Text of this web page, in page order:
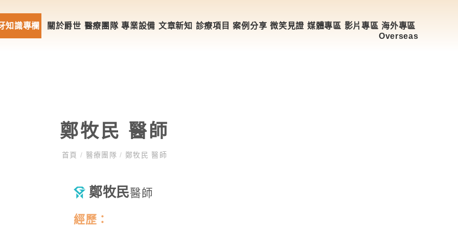
知識專欄 關於爵世 醫療團隊 專業設備 文章新知 診療項目 案例分享 微笑見證 媒體專區 影片專區 海外專區
Overseas
鄭牧民 醫師
首頁 / 醫療團隊/ 鄭牧民 醫師
鄭牧民醫師
經歷：